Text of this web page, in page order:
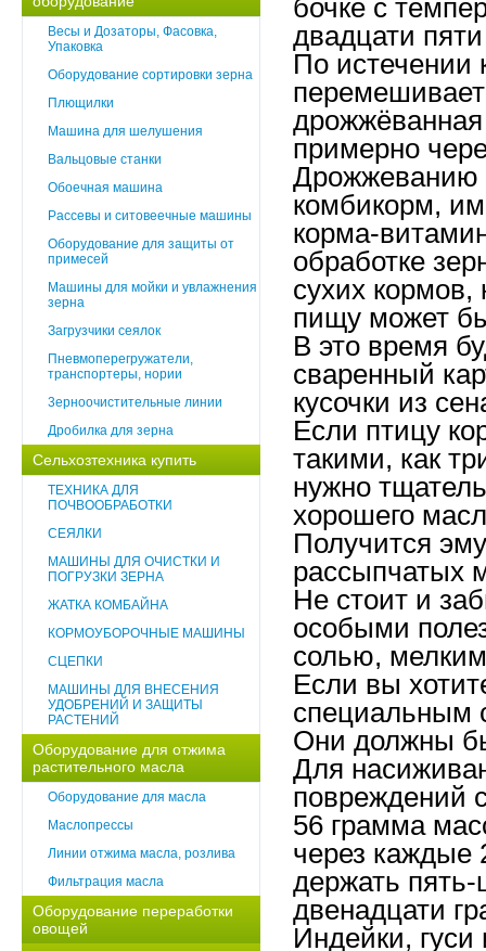
Весы и Дозаторы, Фасовка,
Упаковка
Оборудование сортировки зерна
Плющилки
Машина для шелушения
Вальцовые станки
Обоечная машина
Рассевы и ситовеечные машины
Оборудование для защиты от
примесей
Машины для мойки и увлажнения
зерна
Загрузчики сеялок
Пневмоперегружатели,
транспортеры, нории
3ерноочистительные линии
Дробилка для зерна
Сельхозтехника купить
ТЕХНИКА ДЛЯ
ПОЧВООБРАБОТКИ
СЕЯЛКИ
МАШИНЫ ДЛЯ ОЧИСТКИ И
ПОГРУЗКИ ЗЕРНА
ЖАТКА КОМБАЙНА
КОРМОУБОРОЧНЫЕ МАШИНЫ
СЦЕПКИ
МАШИНЫ ДЛЯ ВНЕСЕНИЯ
УДОБРЕНИЙ И ЗАЩИТЫ
РАСТЕНИЙ
Оборудование для отжима
растительного масла
Оборудование для масла
Маслопрессы
Линии отжима масла, розлива
Фильтрация масла
Оборудование переработки
овощей
бочке с
двадцати
По истечении
примерно
Дрожжеванию
комбикорм,
корма-
обработке
сухих кормов,
пищу может
В это время
сваренный
кусочки из
Если птицу
такими, как
нужно
хорошего
Получится
рассыпчатых
Не стоит и
особыми
солью,
Если вы
специальным
Они должны
Для
повреждений
56 грамма
через каждые
держать
двенадцати
Индейки,